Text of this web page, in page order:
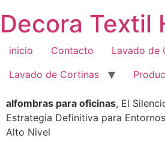
al
contenido
Decora Textil
inicio Contacto
Lavado de
Lavado de Cortinas
alfombras para oficinas, El
Estrategia Definitiva para
Alto Nivel